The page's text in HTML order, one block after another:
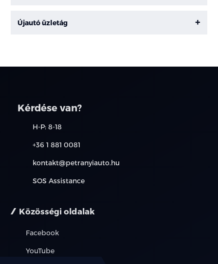
Újautó üzletág
Kérdése van?
H-P: 8-18
+36 1 881 0081
kontakt@petranyiauto.hu
SOS Assistance
Közösségi oldalak
Facebook
YouTube